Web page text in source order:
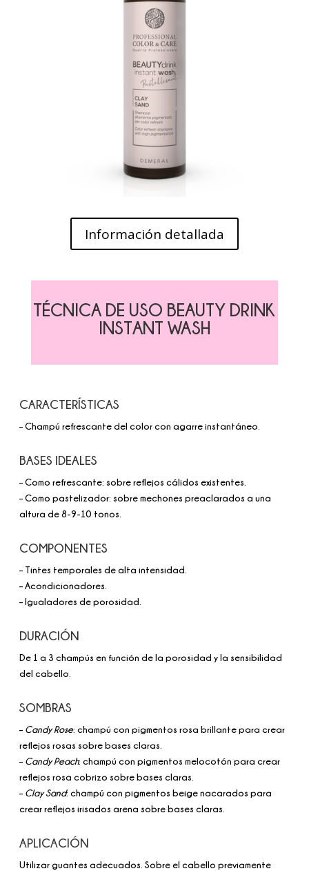
Información detallada
TÉCNICA DE USO BEAUTY DRINK
INSTANT WASH
CARACTERÍSTICAS
– Champú refrescante del color con agarre instantáneo.
BASES IDEALES
– Como refrescante: sobre reflejos cálidos existentes.
– Como pastelizador: sobre mechones preaclarados a una
altura de 8-9-10 tonos.
COMPONENTES
– Tintes temporales de alta intensidad.
– Acondicionadores.
– Igualadores de porosidad.
DURACIÓN
De 1 a 3 champús en función de la porosidad y la sensibilidad
del cabello.
SOMBRAS
– Candy Rose: champú con pigmentos rosa brillante para crear
reflejos rosas sobre bases claras.
– Candy Peach: champú con pigmentos melocotón para crear
reflejos rosa cobrizo sobre bases claras.
– Clay Sand: champú con pigmentos beige nacarados para
crear reflejos irisados arena sobre bases claras.
APLICACIÓN
Utilizar guantes adecuados. Sobre el cabello previamente